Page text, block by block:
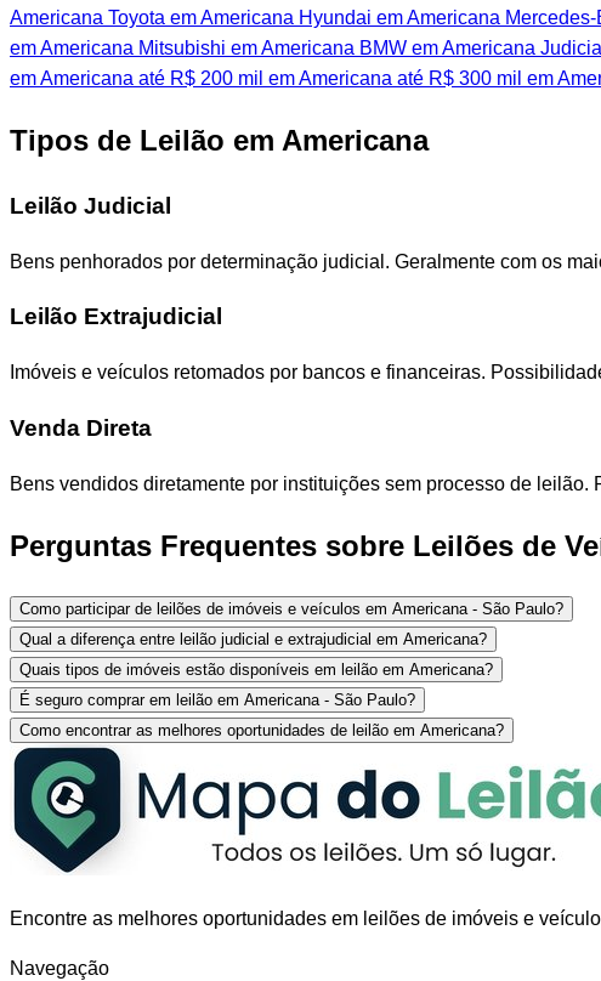
Americana Toyota em Americana Hyundai em Americana
em Americana Mitsubishi em Americana BMW em Americana
em Americana até R$ 200 mil em Americana até R$ 300 mil em
Tipos de Leilão em Americana
Leilão Judicial
Bens penhorados por determinação judicial. Geralmente com os
Leilão Extrajudicial
Imóveis e veículos retomados por bancos e financeiras.
Venda Direta
Bens vendidos diretamente por instituições sem processo de leilão.
Perguntas Frequentes sobre Leilões de
Como participar de leilões de imóveis e veículos em Americana - São Paulo?
Qual a diferença entre leilão judicial e extrajudicial em Americana?
Quais tipos de imóveis estão disponíveis em leilão em Americana?
É seguro comprar em leilão em Americana - São Paulo?
Como encontrar as melhores oportunidades de leilão em Americana?
Encontre as melhores oportunidades em leilões de imóveis e
Navegação